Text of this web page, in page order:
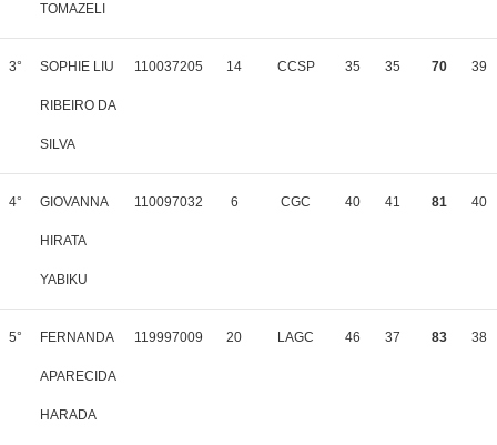
TOMAZELI
3° SOPHIE LIU
RIBEIRO DA
SILVA
110037205 14 CCSP 35 35 70 39
4° GIOVANNA
HIRATA
YABIKU
110097032 6 CGC 40 41 81 40
5° FERNANDA
APARECIDA
HARADA
119997009 20 LAGC 46 37 83 38